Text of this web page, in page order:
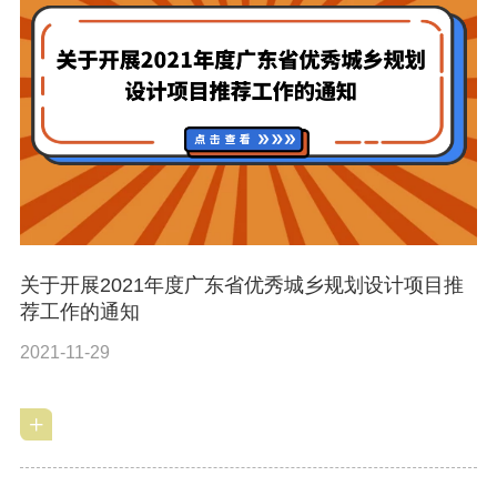
关于开展2021年度广东省优秀城乡规划设计项目推
荐工作的通知
2021-11-29